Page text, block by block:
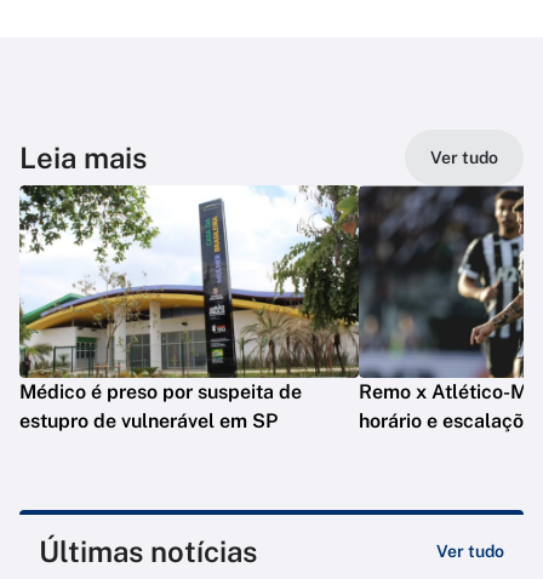
Leia mais Ver tudo
Médico é preso por suspeita de
estupro de vulnerável em SP
Remo x Atlético-
horário e escalações
Últimas notícias Ver tudo